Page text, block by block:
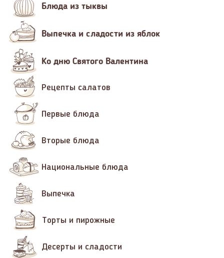
Блюда из тыквы
Выпечка и сладости из яблок
Ко дню Святого Валентина
Рецепты салатов
Первые блюда
Вторые блюда
Национальные блюда
Выпечка
Торты и пирожные
Десерты и сладости